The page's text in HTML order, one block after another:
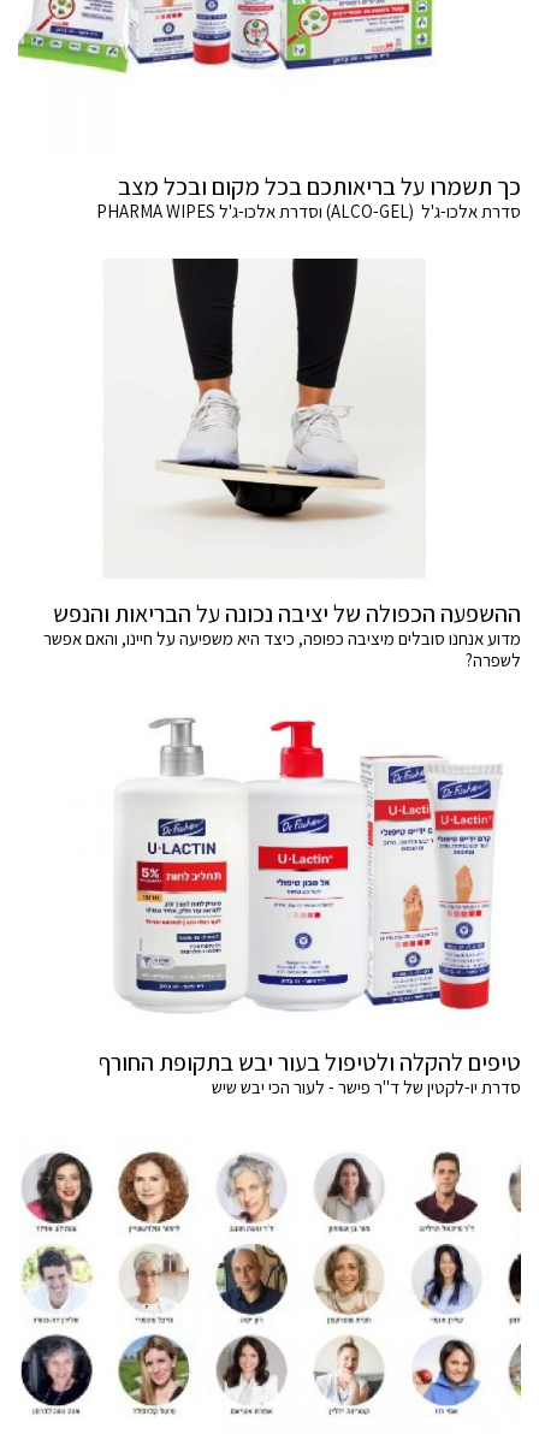
כך תשמרו על בריאותכם בכל מקום ובכל מצב
סדרת אלכו-ג'ל (ALCO-GEL) וסדרת אלכו-ג'ל PHARMA WIPES
ההשפעה הכפולה של יציבה נכונה על הבריאות והנפש
מדוע אנחנו סובלים מיציבה כפופה, כיצד היא משפיעה על חיינו, והאם אפשר
לשפרה?
טיפים להקלה ולטיפול בעור יבש בתקופת החורף
סדרת יו-לקטין של ד"ר פישר - לעור הכי יבש שיש